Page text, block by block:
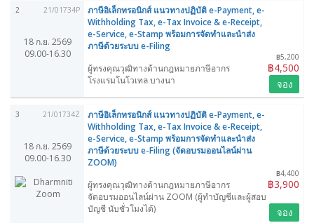
2 21/01734P
18 ก.ย. 2569
09.00-16.30
ภาษีอิเล็กทรอนิกส์ แนวทางปฏิบัติ e-Payment, e-
Withholding Tax, e-Tax Invoice & e-Receipt,
e-Service, e-Stamp พร้อมการจัดทำและนำส่ง
ภาษีด้วยระบบ e-Filing
฿5,200
฿4,500
ผู้ทรงคุณวุฒิทางด้านกฎหมายภาษีอากร
โรงแรมโนโวเทล บางนา
จอง
3 21/01734Z
18 ก.ย. 2569
09.00-16.30
ภาษีอิเล็กทรอนิกส์ แนวทางปฏิบัติ e-Payment, e-
Withholding Tax, e-Tax Invoice & e-Receipt,
e-Service, e-Stamp พร้อมการจัดทำและนำส่ง
ภาษีด้วยระบบ e-Filing (จัดอบรมออนไลน์ผ่าน
ZOOM)
฿4,400
฿3,900
ผู้ทรงคุณวุฒิทางด้านกฎหมายภาษีอากร
จัดอบรมออนไลน์ผ่าน ZOOM (ผู้ทำบัญชีและผู้สอบ
บัญชี นับชั่วโมงได้)
จอง